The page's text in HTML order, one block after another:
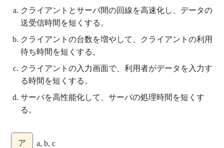
クライアントとサーバ間の回線を高速化し、データの
送受信時間を短くする。
クライアントの台数を増やして、クライアントの利用
待ち時間を短くする。
クライアントの入力画面で、利用者がデータを入力す
る時間を短くする。
サーバを高性能化して、サーバの処理時間を短くす
る。
ア a, b, c